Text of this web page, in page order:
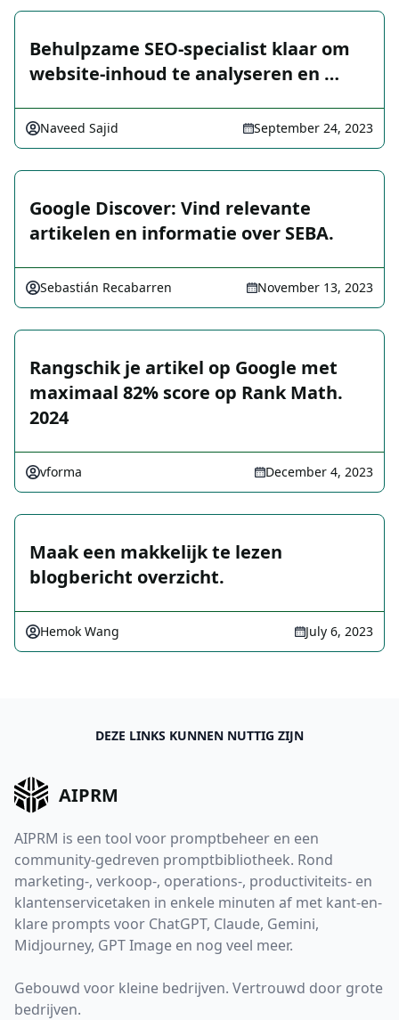
Behulpzame SEO-specialist klaar om
website-inhoud te analyseren en …
Naveed Sajid September 24, 2023
Google Discover: Vind relevante
artikelen en informatie over SEBA.
Sebastián Recabarren November 13, 2023
Rangschik je artikel op Google met
maximaal 82% score op Rank Math.
2024
vforma December 4, 2023
Maak een makkelijk te lezen
blogbericht overzicht.
Hemok Wang July 6, 2023
DEZE LINKS KUNNEN NUTTIG ZIJN
AIPRM
AIPRM is een tool voor promptbeheer en een
community-gedreven promptbibliotheek. Rond
marketing-, verkoop-, operations-, productiviteits- en
klantenservicetaken in enkele minuten af met kant-en-
klare prompts voor ChatGPT, Claude, Gemini,
Midjourney, GPT Image en nog veel meer.
Gebouwd voor kleine bedrijven. Vertrouwd door grote
bedrijven.